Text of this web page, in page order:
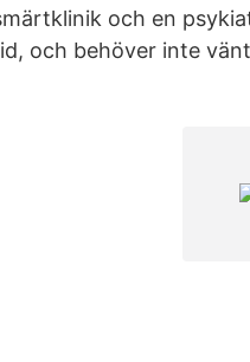
och en
och behöver inte